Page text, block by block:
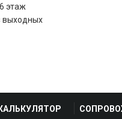
этаж
выходных
КАЛЬКУЛЯТОР